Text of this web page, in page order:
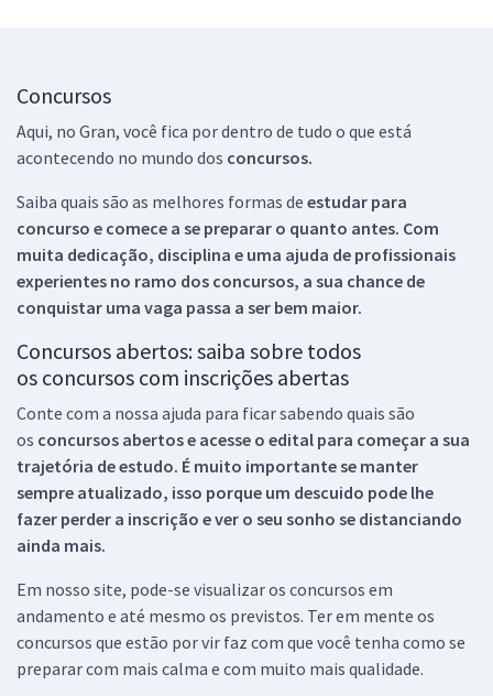
Concursos
Aqui, no Gran, você fica por dentro de tudo o que está
acontecendo no mundo dos concursos.
Saiba quais são as melhores formas de estudar para
concurso e comece a se preparar o quanto antes. Com
muita dedicação, disciplina e uma ajuda de profissionais
experientes no ramo dos concursos, a sua chance de
conquistar uma vaga passa a ser bem maior.
Concursos abertos: saiba sobre todos
os concursos com inscrições abertas
Conte com a nossa ajuda para ficar sabendo quais são
os concursos abertos e acesse o edital para começar a sua
trajetória de estudo. É muito importante se manter
sempre atualizado, isso porque um descuido pode lhe
fazer perder a inscrição e ver o seu sonho se distanciando
ainda mais.
Em nosso site, pode-se visualizar os concursos em
andamento e até mesmo os previstos. Ter em mente os
concursos que estão por vir faz com que você tenha como se
preparar com mais calma e com muito mais qualidade.